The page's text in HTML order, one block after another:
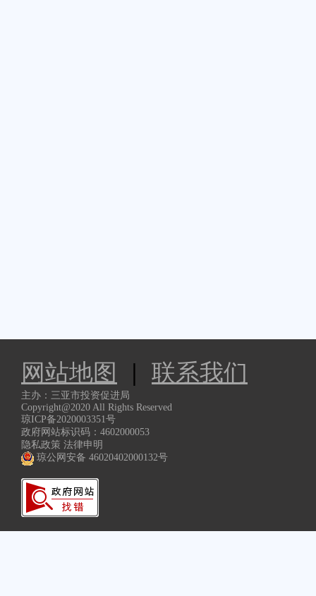
网站地图 | 联系我们
主办：三亚市投资促进局
Copyright@2020 All Rights Reserved
琼ICP备2020003351号
政府网站标识码：4602000053
隐私政策 法律申明
琼公网安备 46020402000132号